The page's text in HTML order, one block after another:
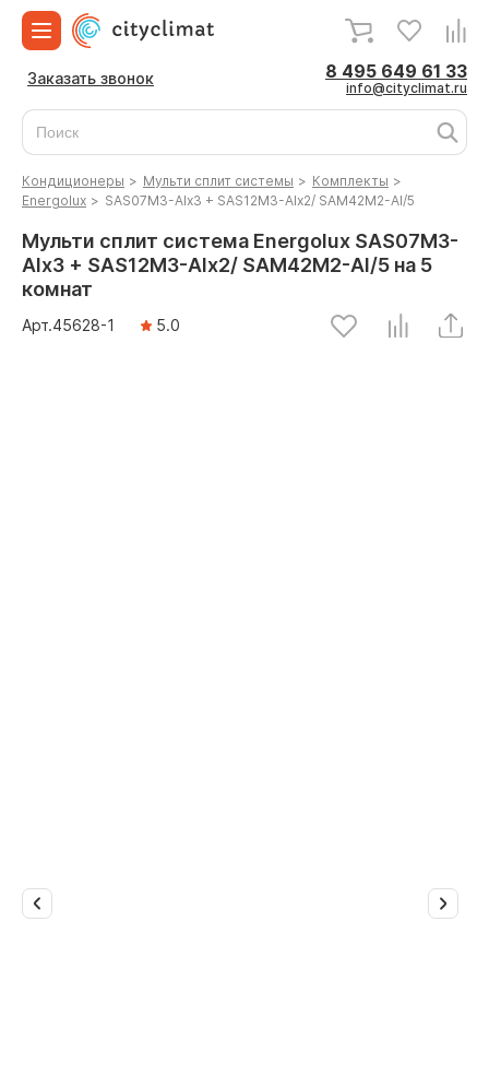
Заказать звонок 8 495 649 61 33
info@cityclimat.ru
Кондиционеры > Мульти сплит системы > Комплекты >
Energolux > SAS07M3-AIx3 + SAS12M3-AIx2/ SAM42M2-AI/5
Мульти сплит система Energolux SAS07M3-
AIx3 + SAS12M3-AIx2/ SAM42M2-AI/5 на 5
комнат
Арт.45628-1 5.0